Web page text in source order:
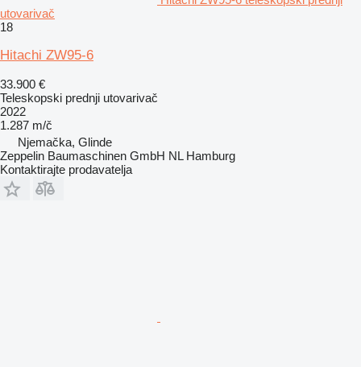
utovarivač
18
Hitachi ZW95-6
33.900 €
Teleskopski prednji utovarivač
2022
1.287 m/č
Njemačka, Glinde
Zeppelin Baumaschinen GmbH NL Hamburg
Kontaktirajte prodavatelja